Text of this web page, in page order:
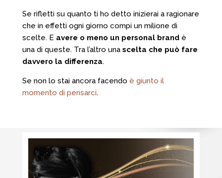
Se rifletti su quanto ti ho detto inizierai a ragionare
che in effetti ogni giorno compi un milione di
scelte. E avere o meno un personal brandè
una di queste. Tra l’altro una scelta che può fare
davvero la differenza.
Se non lo stai ancora facendo è giunto il
momento di pensarci.